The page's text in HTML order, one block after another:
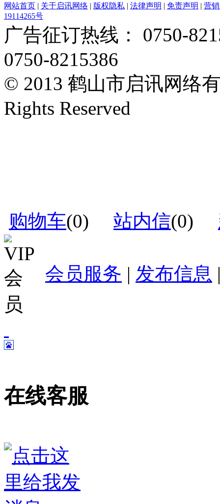
网站首页 | 关于启讯网络 | 版权隐私 | 法律声明 | 免责声明 | 营
19114265号
广告征订热线： 0750-
0750-8215386
© 2013 鹤山市启讯网络
Rights Reserved
购物车(0) 站内信(0)
会员服务 | 发布信息
在线客服